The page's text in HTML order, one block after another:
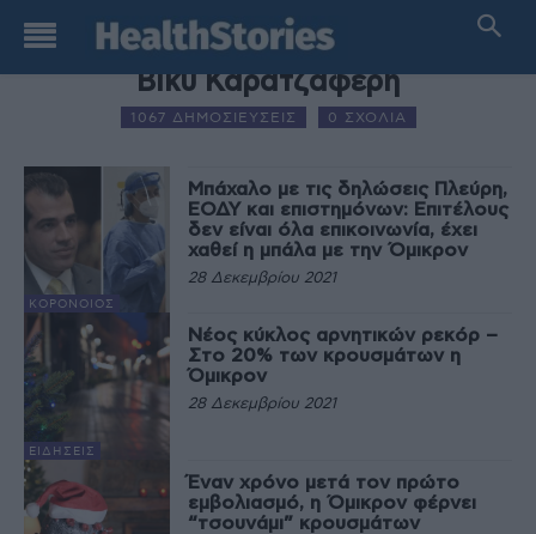
AUTHOR NAME
Βίκυ Καρατζαφέρη
1067 ΔΗΜΟΣΙΕΥΣΕΙΣ 0 ΣΧΟΛΙΑ
ΚΟΡΟΝΟΙΌΣ
Μπάχαλο με τις δηλώσεις Πλεύρη,
ΕΟΔΥ και επιστημόνων: Επιτέλους
δεν είναι όλα επικοινωνία, έχει
χαθεί η μπάλα με την Όμικρον
28 Δεκεμβρίου 2021
ΕΙΔΉΣΕΙΣ
Νέος κύκλος αρνητικών ρεκόρ –
Στο 20% των κρουσμάτων η
Όμικρον
28 Δεκεμβρίου 2021
Έναν χρόνο μετά τον πρώτο
εμβολιασμό, η Όμικρον φέρνει
“τσουνάμι” κρουσμάτων